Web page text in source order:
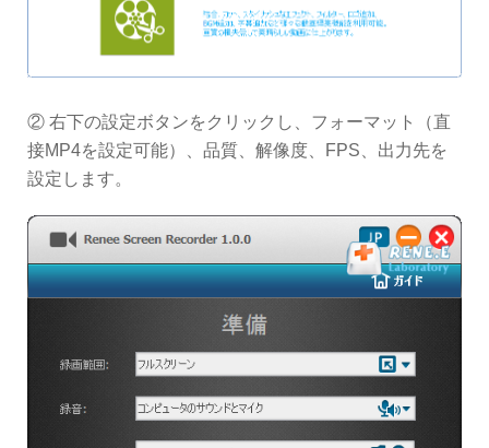
② 右下の設定ボタンをクリックし、フォーマット（直
接MP4を設定可能）、品質、解像度、FPS、出力先を
設定します。